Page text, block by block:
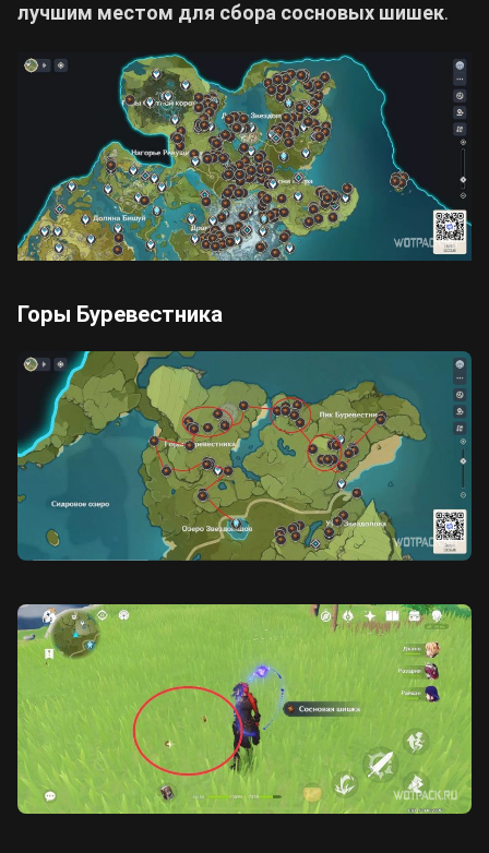
лучшим местом для сбора сосновых шишек.
Горы Буревестника